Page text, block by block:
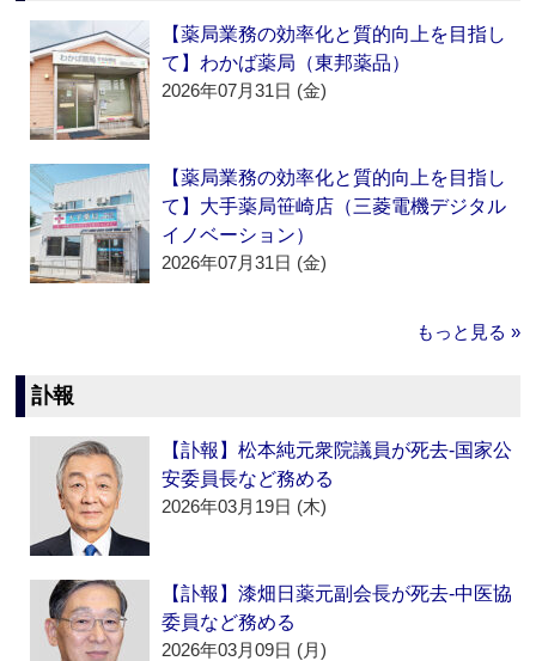
【薬局業務の効率化と質的向上を目指し
て】わかば薬局（東邦薬品）
2026年07月31日 (金)
【薬局業務の効率化と質的向上を目指し
て】大手薬局笹崎店（三菱電機デジタル
イノベーション）
2026年07月31日 (金)
もっと見る »
訃報
【訃報】松本純元衆院議員が死去‐国家公
安委員長など務める
2026年03月19日 (木)
【訃報】漆畑日薬元副会長が死去‐中医協
委員など務める
2026年03月09日 (月)